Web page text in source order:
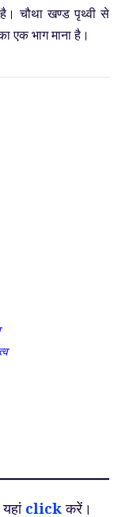
चौथा खण्ड पृथ्वी से
एक भाग माना है।
clickकरें।